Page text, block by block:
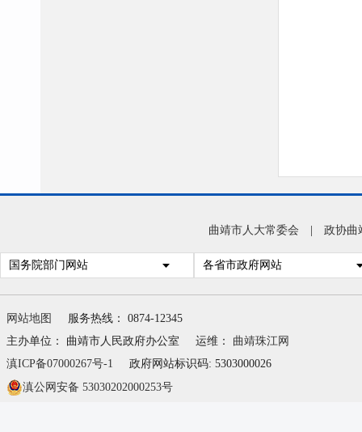
曲靖市人大常委会 政协曲
国务院部门网站 各省市政府网站
网站地图
服务热线： 0874-12345
主办单位： 曲靖市人民政府办公室
运维： 曲靖珠江网
滇ICP备07000267号-1
政府网站标识码: 5303000026
滇公网安备 53030202000253号